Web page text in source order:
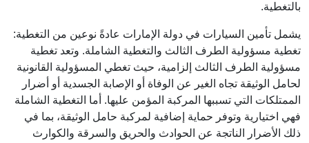
بالتغطية.
يشمل تأمين السيارات في دولة الإمارات عادةً نوعين من التغطية:
تغطية مسؤولية الطرف الثالث والتغطية الشاملة. وتعد تغطية
مسؤولية الطرف الثالث إلزامية، حيث تغطي المسؤولية القانونية
لحامل الوثيقة تجاه الغير عن الوفاة أو الإصابة الجسدية أو أضرار
الممتلكات التي تسببها المركبة المؤمن عليها. أما التغطية الشاملة
فهي اختيارية وتوفر حماية إضافية لمركبة حامل الوثيقة، بما في
ذلك الأضرار الناتجة عن الحوادث والحريق والسرقة والكوارث